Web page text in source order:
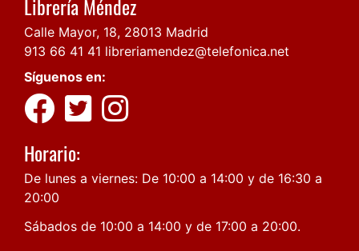
Librería Méndez
Calle Mayor, 18, 28013 Madrid
913 66 41 41 libreriamendez@telefonica.net
Síguenos en:
Horario:
De lunes a viernes: De 10:00 a 14:00 y de 16:30 a
20:00
Sábados de 10:00 a 14:00 y de 17:00 a 20:00.